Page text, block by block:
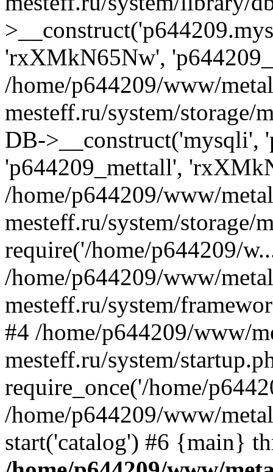
'rxXMkN65Nw',
/home/p644209/www/
mesteff.ru/system/
DB->__construct('mysqli',
'p644209_mettall',
/home/p644209/www/
mesteff.ru/system/
require('/home/p644209/
/home/p644209/www/
mesteff.ru/system/
#4 /home/p644209/www/
mesteff.ru/system/
require_once('/home/
/home/p644209/www/
start('catalog') #6 {main}